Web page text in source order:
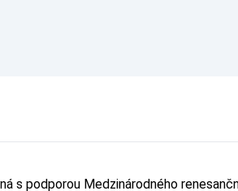
s podporou Medzinárodného